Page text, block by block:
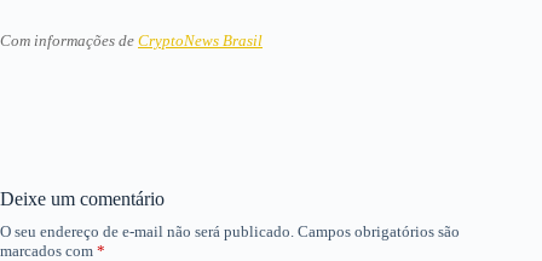
Com informações de CryptoNews Brasil
Deixe um comentário
O seu endereço de e-mail não será publicado. Campos obrigatórios são
marcados com *